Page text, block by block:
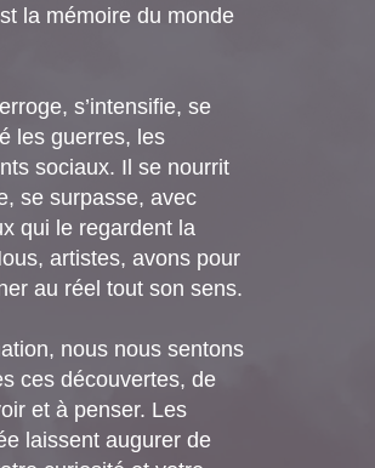
la mémoire du monde
s’intensifie, se
les guerres, les
sociaux. Il se nourrit
se surpasse, avec
qui le regardent la
artistes, avons pour
au réel tout son sens.
nous nous sentons
ces découvertes, de
et à penser. Les
laissent augurer de